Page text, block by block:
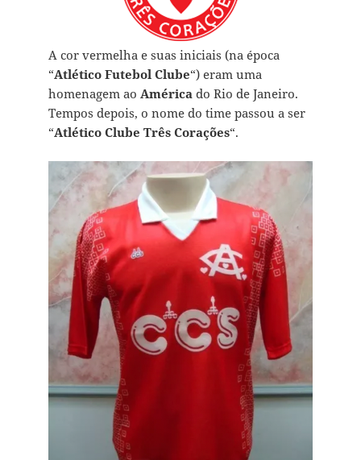
A cor vermelha e suas iniciais (na época
“Atlético Futebol Clube“) eram uma
homenagem ao Américado Rio de Janeiro.
Tempos depois, o nome do time passou a ser
“Atlético Clube Três Corações“.